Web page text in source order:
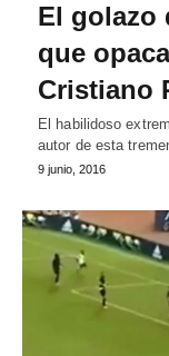
El golazo
que
Cristiano
El habilidoso
autor de esta
9 junio, 2016